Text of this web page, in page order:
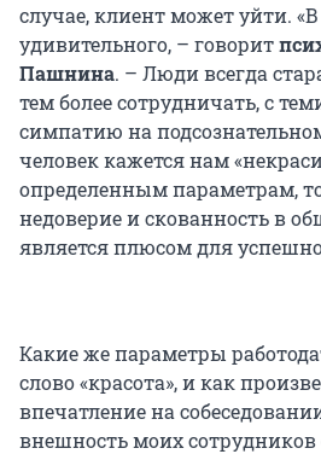
случае, клиент может уйти.
удивительного, – говорит
Пашнина. – Люди всегда
тем более сотрудничать, с
симпатию на
человек кажется нам
определенным параметрам,
недоверие и скованность в
является плюсом для
Какие же параметры
слово «красота», и как
впечатление на
внешность моих